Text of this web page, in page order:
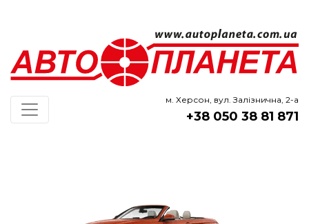
м. Херсон, вул. Залізнична, 2-а
+38 050 38 81 871